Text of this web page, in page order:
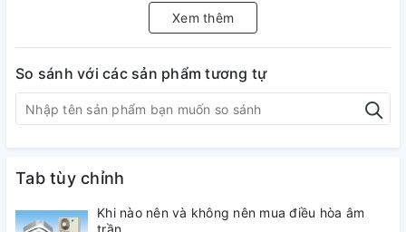
Xem thêm
So sánh với các sản phẩm tương tự
Tab tùy chỉnh
Khi nào nên và không nên mua điều hòa âm
trần